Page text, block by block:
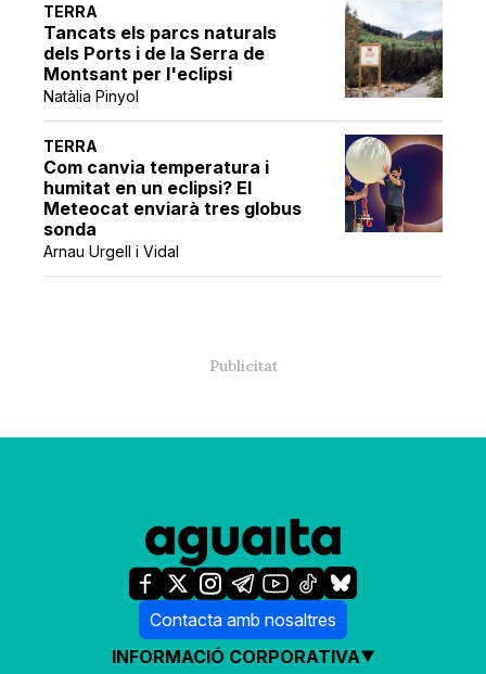
TERRA
Tancats els parcs naturals
dels Ports i de la Serra de
Montsant per l'eclipsi
Natàlia Pinyol
TERRA
Com canvia temperatura i
humitat en un eclipsi? El
Meteocat enviarà tres globus
sonda
Arnau Urgell i Vidal
Contacta amb nosaltres
INFORMACIÓ CORPORATIVA